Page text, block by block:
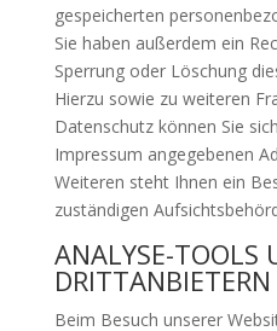
gespeicherten
Sie haben außerdem ein
Sperrung oder Löschung
Hierzu sowie zu weiteren
Datenschutz können Sie
Impressum angegebenen
Weiteren steht Ihnen ein
zuständigen
ANALYSE-TOOLS
DRITTANBIETERN
Beim Besuch unserer